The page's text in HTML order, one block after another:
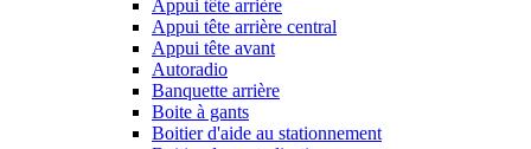
Appui tête arrière
Appui tête arrière central
Appui tête avant
Autoradio
Banquette arrière
Boite à gants
Boitier d'aide au stationnement